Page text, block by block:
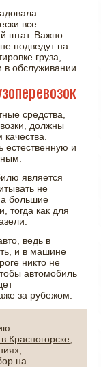
все
штат. Важно
подведут на
груза,
обслуживании.
средства,
должны
естественную и
является
не
большие
тогда как для
ведь в
и в машине
никто не
автомобиль
за рубежом.
Красногорске
на